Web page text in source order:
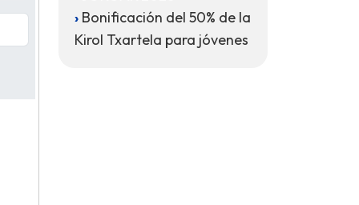
Bonificación del 50% de la
Kirol Txartela para jóvenes